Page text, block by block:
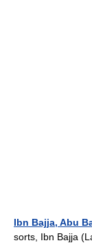
Ibn Bajja, Abu
sorts, Ibn Bajja